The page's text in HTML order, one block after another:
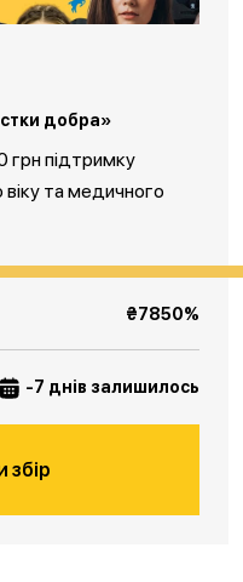
добра»
підтримку
та медичного
₴7850%
-7 днів залишилось
збір